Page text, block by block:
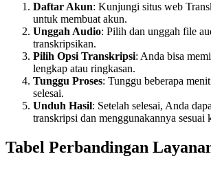
Daftar Akun: Kunjungi situs web
untuk membuat akun.
Unggah Audio: Pilih dan unggah file
transkripsikan.
Pilih Opsi Transkripsi: Anda bisa
lengkap atau ringkasan.
Tunggu Proses: Tunggu beberapa
selesai.
Unduh Hasil: Setelah selesai, Anda
transkripsi dan menggunakannya sesuai
Tabel Perbandingan